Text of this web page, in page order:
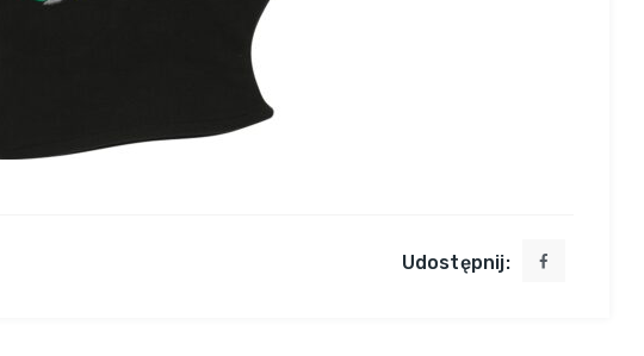
Udostępnij: